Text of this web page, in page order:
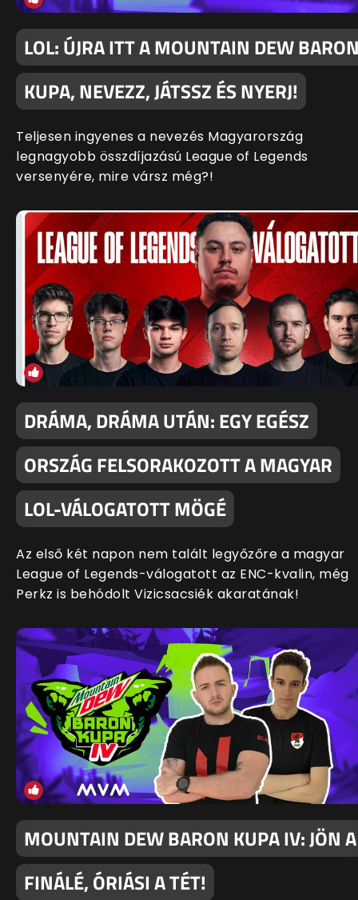
LOL: ÚJRA ITT A MOUNTAIN DEW
KUPA, NEVEZZ, JÁTSSZ ÉS NYERJ!
Teljesen ingyenes a nevezés Magyarország
legnagyobb összdíjazású League of Legends
versenyére, mire vársz még?!
DRÁMA, DRÁMA UTÁN: EGY EGÉSZ
ORSZÁG FELSORAKOZOTT A MAGYAR
LOL-VÁLOGATOTT MÖGÉ
Az első két napon nem talált legyőzőre a magyar
League of Legends-válogatott az ENC-kvalin, még
Perkz is behódolt Vizicsacsiék akaratának!
MOUNTAIN DEW BARON KUPA IV: JÖN A
FINÁLÉ, ÓRIÁSI A TÉT!